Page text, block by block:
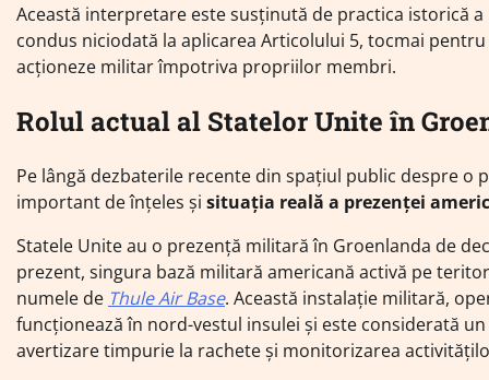
Această interpretare este susținută de practica istorică
condus niciodată la aplicarea Articolului 5, tocmai
acționeze militar împotriva propriilor membri.
Rolul actual al Statelor Unite în
Pe lângă dezbaterile recente din spațiul public despre
important de înțeles și situația reală a prezenței
Statele Unite au o prezență militară în Groenlanda de
prezent, singura bază militară americană activă pe
numele de Thule Air Base. Această instalație militară,
funcționează în nord-vestul insulei și este considerată
avertizare timpurie la rachete și monitorizarea